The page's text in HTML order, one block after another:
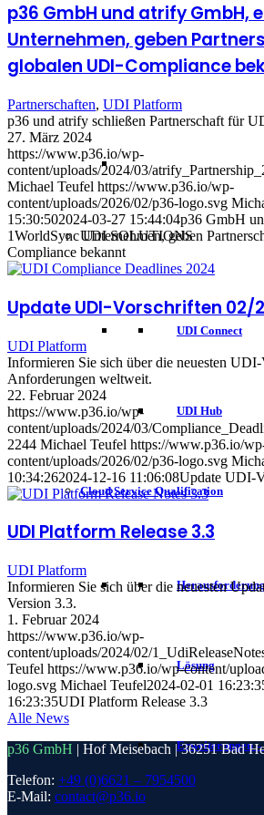
UDI SOLUTIONS
UDI Connect
UDI Hub
Cloud Service Qualification
Lösung
Erweiterungen –
p36 GmbH und atrify GmbH,
Unternehmen, geben
globalen UDI-Compliance
Partnerschaften, UDI Platform
p36 und atrify schließen Partnerschaft für
27. März 2024
https://www.p36.io/wp-
content/uploads/2024/03/
Michael Teufel https://www.p36.io/wp-
content/uploads/2026/02/p36-logo.svg
15:30:502024-03-27 15:44:04p36 GmbH
1WorldSync Unternehmen, geben
Compliance bekannt
Update UDI-Vorschriften 02/
UDI Platform
Informieren Sie sich über die neuesten
Anforderungen weltweit.
22. Februar 2024
https://www.p36.io/wp-
content/uploads/2024/03/
2244 Michael Teufel https://www.p36.io/
content/uploads/2026/02/p36-logo.svg
10:34:262024-12-16 11:06:08Update UDI-
UDI Platform Release 3.3
UDI Platform
Informieren Sie sich über die neuesten
Version 3.3.
1. Februar 2024
https://www.p36.io/wp-
content/uploads/2024/02/
Teufel https://www.p36.io/wp-content/
logo.svg Michael Teufel2024-02-01
16:23:35UDI Platform Release 3.3
Alle News
p36 GmbH | Hof Meisebach | 36251 Bad
Telefon: +49 (0)6621 – 7954500
E-Mail: contact@p36.io